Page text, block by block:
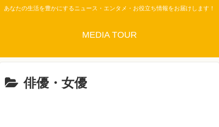
あなたの生活を豊かにするニュース・エンタメ・お役立ち情報をお届けします！
MEDIA TOUR
俳優・女優